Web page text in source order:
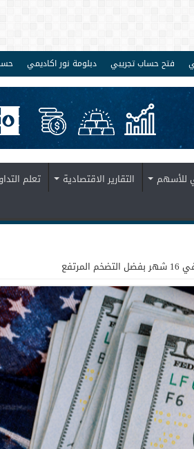
فتح حساب تجريبي دبلومة نور اكاديمي
للأسهم التقارير الاقتصادية تعلم